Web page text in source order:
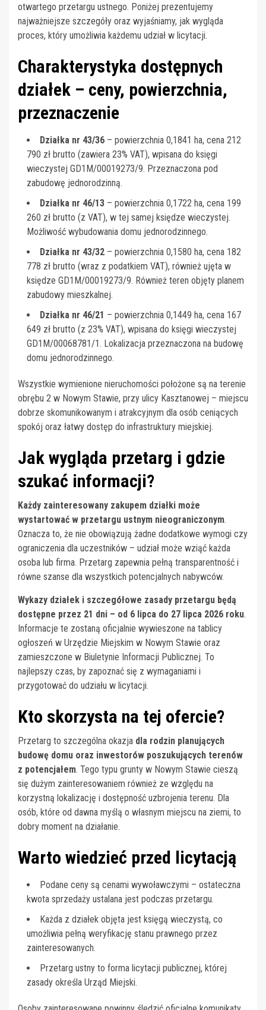
otwartego przetargu ustnego. Poniżej prezentujemy
najważniejsze szczegóły oraz wyjaśniamy, jak wygląda
proces, który umożliwia każdemu udział w licytacji.
Charakterystyka dostępnych
działek – ceny, powierzchnia,
przeznaczenie
Działka nr 43/36 – powierzchnia 0,1841 ha, cena 212
790 zł brutto (zawiera 23% VAT), wpisana do księgi
wieczystej GD1M/00019273/9. Przeznaczona pod
zabudowę jednorodzinną.
Działka nr 46/13 – powierzchnia 0,1722 ha, cena 199
260 zł brutto (z VAT), w tej samej księdze wieczystej.
Możliwość wybudowania domu jednorodzinnego.
Działka nr 43/32 – powierzchnia 0,1580 ha, cena 182
778 zł brutto (wraz z podatkiem VAT), również ujęta w
księdze GD1M/00019273/9. Również teren objęty planem
zabudowy mieszkalnej.
Działka nr 46/21 – powierzchnia 0,1449 ha, cena 167
649 zł brutto (z 23% VAT), wpisana do księgi wieczystej
GD1M/00068781/1. Lokalizacja przeznaczona na budowę
domu jednorodzinnego.
Wszystkie wymienione nieruchomości położone są na terenie
obrębu 2 w Nowym Stawie, przy ulicy Kasztanowej – miejscu
dobrze skomunikowanym i atrakcyjnym dla osób ceniących
spokój oraz łatwy dostęp do infrastruktury miejskiej.
Jak wygląda przetarg i gdzie
szukać informacji?
Każdy zainteresowany zakupem działki może
wystartować w przetargu ustnym nieograniczonym.
Oznacza to, że nie obowiązują żadne dodatkowe wymogi czy
ograniczenia dla uczestników – udział może wziąć każda
osoba lub firma. Przetarg zapewnia pełną transparentność i
równe szanse dla wszystkich potencjalnych nabywców.
Wykazy działek i szczegółowe zasady przetargu będą
dostępne przez 21 dni – od 6 lipca do 27 lipca 2026 roku.
Informacje te zostaną oficjalnie wywieszone na tablicy
ogłoszeń w Urzędzie Miejskim w Nowym Stawie oraz
zamieszczone w Biuletynie Informacji Publicznej. To
najlepszy czas, by zapoznać się z wymaganiami i
przygotować do udziału w licytacji.
Kto skorzysta na tej ofercie?
Przetarg to szczególna okazja dla rodzin planujących
budowę domu oraz inwestorów poszukujących terenów
z potencjałem. Tego typu grunty w Nowym Stawie cieszą
się dużym zainteresowaniem również ze względu na
korzystną lokalizację i dostępność uzbrojenia terenu. Dla
osób, które od dawna myślą o własnym miejscu na ziemi, to
dobry moment na działanie.
Warto wiedzieć przed licytacją
Podane ceny są cenami wywoławczymi – ostateczna
kwota sprzedaży ustalana jest podczas przetargu.
Każda z działek objęta jest księgą wieczystą, co
umożliwia pełną weryfikację stanu prawnego przez
zainteresowanych.
Przetarg ustny to forma licytacji publicznej, której
zasady określa Urząd Miejski.